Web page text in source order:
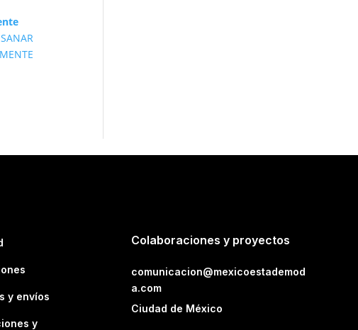
y envíos
y
Colaboraciones y proyectos
comunicacion@mexicoestademod
a.com
Ciudad de México